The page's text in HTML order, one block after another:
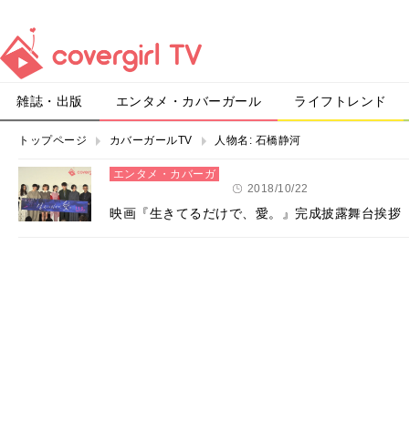
雑誌・出版 エンタメ・カバーガール ライフトレンド
トップページ カバーガールTV 人物名: 石橋静河
エンタメ・カバーガ
2018/10/22
映画『生きてるだけで、愛。』完成披露舞台挨拶